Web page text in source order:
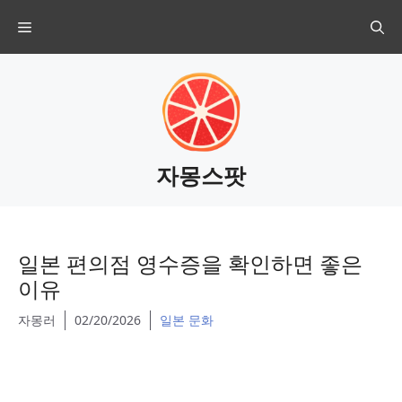
content
Menu
자몽스팟
일본 편의점 영수증을 확인하면 좋은
이유
자몽러 02/20/2026 일본 문화